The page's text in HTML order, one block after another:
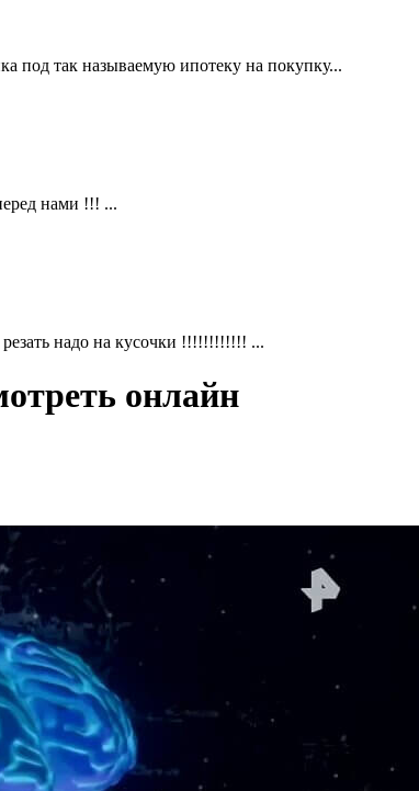
под так называемую ипотеку на покупку...
нами !!! ...
надо на кусочки !!!!!!!!!!!! ...
онлайн